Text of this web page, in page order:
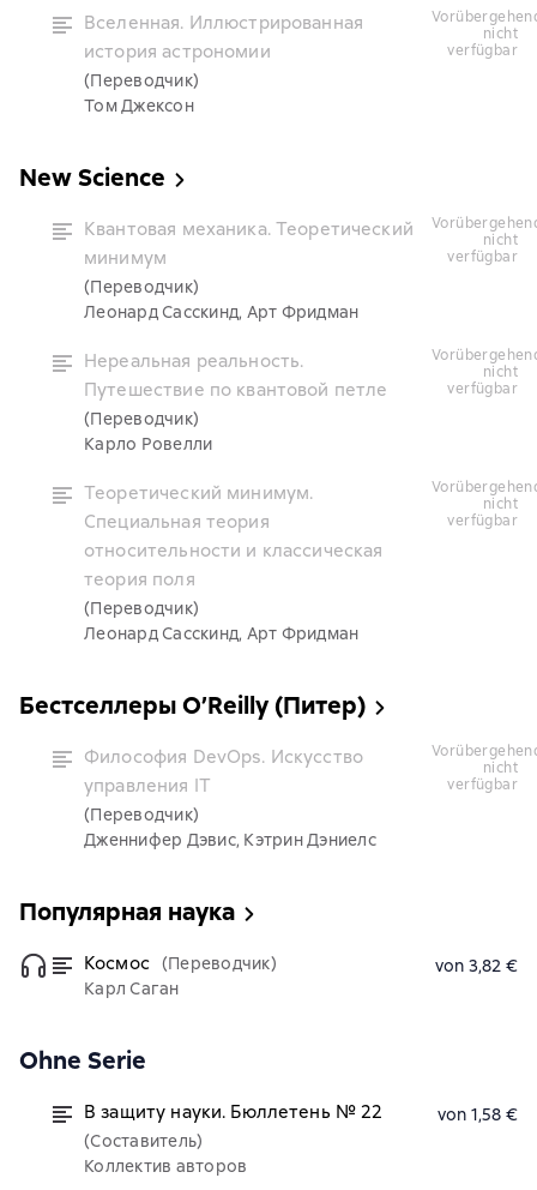
Вселенная. Иллюстрированная
история астрономии
(Переводчик)
Том Джексон
vorübergehend
nicht
verfügbar
New Science
Квантовая механика. Теоретический
минимум
(Переводчик)
Леонард Сасскинд, Арт Фридман
vorübergehend
nicht
verfügbar
Нереальная реальность.
Путешествие по квантовой петле
(Переводчик)
Карло Ровелли
vorübergehend
nicht
verfügbar
Теоретический минимум.
Специальная теория
относительности и классическая
теория поля
(Переводчик)
Леонард Сасскинд, Арт Фридман
vorübergehend
nicht
verfügbar
Бестселлеры O’Reilly (Питер)
Философия DevOps. Искусство
управления IT
(Переводчик)
Дженнифер Дэвис, Кэтрин Дэниелс
vorübergehend
nicht
verfügbar
Популярная наука
Космос (Переводчик)
Карл Саган
von 3,82 €
Ohne Serie
В защиту науки. Бюллетень № 22
(Составитель)
Коллектив авторов
von 1,58 €